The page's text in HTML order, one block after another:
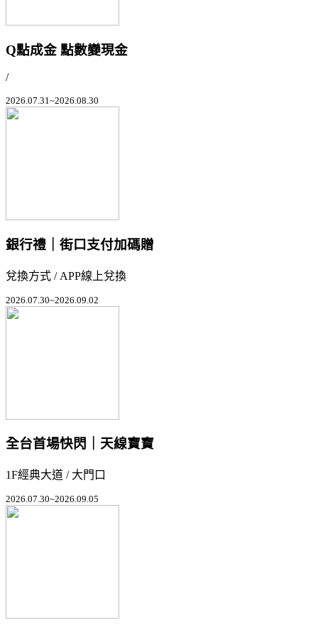
Q點成金 點數變現金
/
2026.07.31~2026.08.30
銀行禮｜街口支付加碼贈
兌換方式 / APP線上兌換
2026.07.30~2026.09.02
全台首場快閃｜天線寶寶
1F經典大道 / 大門口
2026.07.30~2026.09.05